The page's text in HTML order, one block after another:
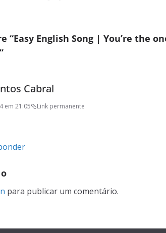
“Easy English Song | You’re the
”
Cabral
em 21:05 Link permanente
para publicar um comentário.